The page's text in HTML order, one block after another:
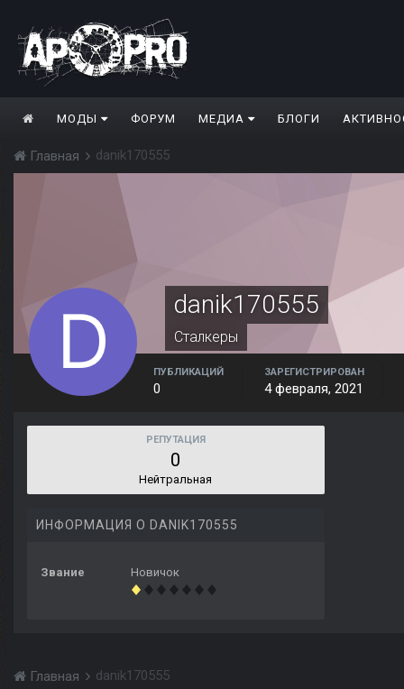
МОДЫ ФОРУМ МЕДИА БЛОГИ
Главная danik170555
danik170555
Сталкеры
ПУБЛИКАЦИЙ
0
ЗАРЕГИСТРИРОВАН
4 февраля, 2021
РЕПУТАЦИЯ
0
Нейтральная
ИНФОРМАЦИЯ О DANIK170555
Звание Новичок
Главная danik170555